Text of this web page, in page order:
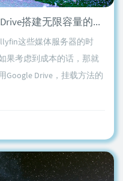
使用Plexdrive/Rclone+Google Drive搭建无限容量的媒体库，适用于Plex/Emby/Jellyfin等
这些媒体服务器的时
果考虑到成本的话，那就
Google Drive，挂载方法的